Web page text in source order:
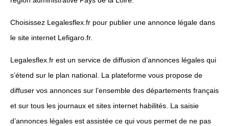
Choisissez Legalesflex.fr pour publier une annonce légale dans
le site internet Lefigaro.fr.
Legalesflex.fr est un service de diffusion d’annonces légales qui
s’étend sur le plan national. La plateforme vous propose de
diffuser vos annonces sur l’ensemble des départements français
et sur tous les journaux et sites internet habilités. La saisie
d’annonces légales est assistée ce qui vous permet de ne pas